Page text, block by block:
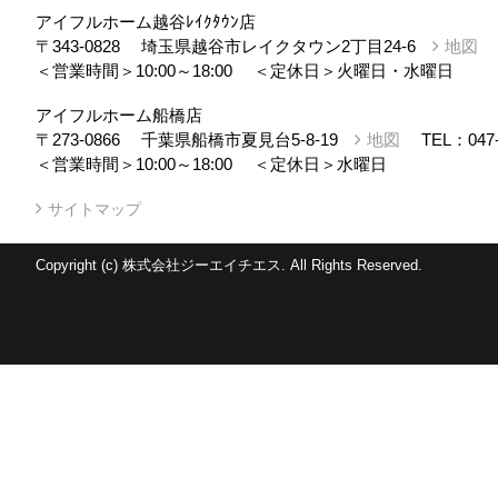
アイフルホーム越谷ﾚｲｸﾀｳﾝ店
〒343-0828
埼玉県越谷市レイクタウン2丁目24-6 地図
＜営業時間＞10:00～18:00
＜定休日＞火曜日・水曜日
アイフルホーム船橋店
〒273-0866
千葉県船橋市夏見台5-8-19 地図 TEL：
＜営業時間＞10:00～18:00
＜定休日＞水曜日
サイトマップ
Copyright (c) 株式会社ジーエイチエス. All Rights Reserved.